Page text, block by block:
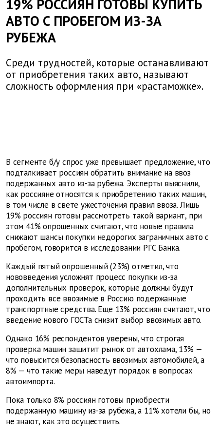
19% РОССИЯН ГОТОВЫ КУПИТЬ
АВТО С ПРОБЕГОМ ИЗ-ЗА
РУБЕЖА
Среди трудностей, которые останавливают
от приобретения таких авто, называют
сложность оформления при «растаможке».
В сегменте б/у спрос уже превышает предложение, что
подталкивает россиян обратить внимание на ввоз
подержанных авто из-за рубежа. Эксперты выяснили,
как россияне относятся к приобретению таких машин,
в том числе в свете ужесточения правил ввоза. Лишь
19% россиян готовы рассмотреть такой вариант, при
этом 41% опрошенных считают, что новые правила
снижают шансы покупки недорогих заграничных авто с
пробегом, говорится в исследовании РГС Банка.
Каждый пятый опрошенный (23%) отметил, что
нововведения усложнят процесс покупки из-за
дополнительных проверок, которые должны будут
проходить все ввозимые в Россию подержанные
транспортные средства. Еще 13% россиян считают, что
введение нового ГОСТа снизит выбор ввозимых авто.
Однако 16% респондентов уверены, что строгая
проверка машин защитит рынок от автохлама, 13% —
что повысится безопасность ввозимых автомобилей, а
8% — что такие меры наведут порядок в вопросах
автоимпорта.
Пока только 8% россиян готовы приобрести
подержанную машину из-за рубежа, а 11% хотели бы, но
не знают, как это осуществить.